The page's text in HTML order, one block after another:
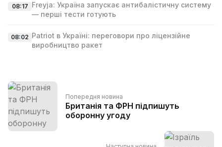
08:17 Freyja: Україна запускає антибалістичну систему
— перші тести готують
08:02 Patriot в Україні: переговори про ліцензійне
виробництво ракет
Попередня новина
Британія та ФРН підпишуть
оборонну угоду